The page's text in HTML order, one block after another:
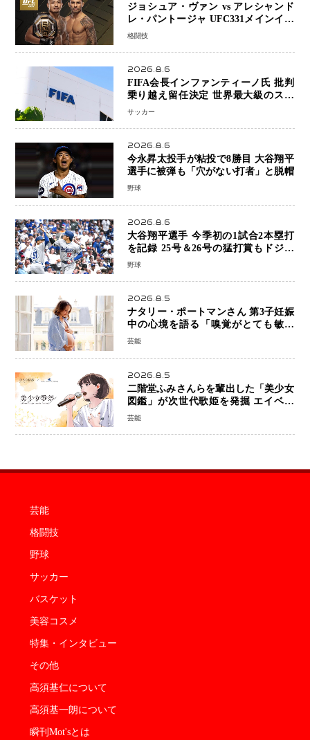
ジョシュア・ヴァン vs アレシャンド
レ・パントージャ UFC331メインイベ
ントで再戦決定 「完全決着」に世界
王座挑戦は再び遠のく
格闘技
2026.8.6
FIFA会長インファンティーノ氏 批判
乗り越え留任決定 世界最大級のスポ
ーツ組織を支える「権威」は揺るがず
サッカー
2026.8.6
今永昇太投手が粘投で8勝目 大谷翔平
選手に被弾も「穴がない打者」と脱帽
野球
2026.8.6
大谷翔平選手 今季初の1試合2本塁打
を記録 25号＆26号の猛打賞もドジャ
ースは今季ワーストの6連敗
野球
2026.8.5
ナタリー・ポートマンさん 第3子妊娠
中の心境を語る「嗅覚がとても敏感
に」マタニティフォトも公開
芸能
2026.8.5
二階堂ふみさんらを輩出した「美少女
図鑑」が次世代歌姫を発掘 エイベッ
クスと「美少女歌祭2026」開催決定
芸能
芸能
格闘技
野球
サッカー
バスケット
美容コスメ
特集・インタビュー
その他
高須基仁について
高須基一朗について
瞬刊Mot'sとは